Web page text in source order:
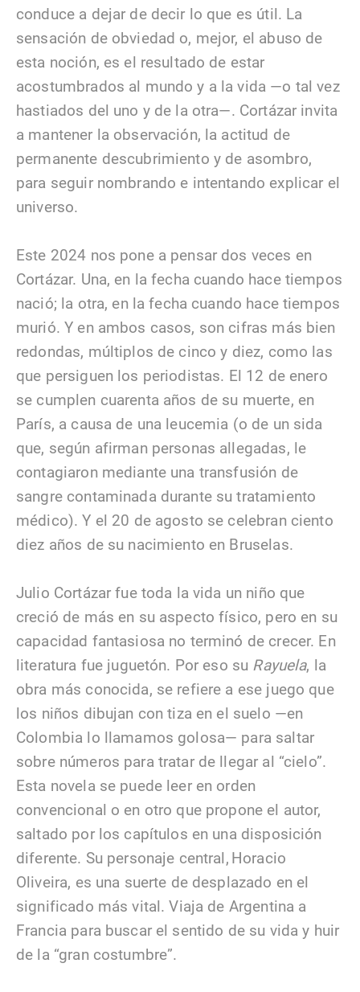
conduce a dejar de decir lo que es útil. La
sensación de obviedad o, mejor, el abuso de
esta noción, es el resultado de estar
acostumbrados al mundo y a la vida —o tal vez
hastiados del uno y de la otra—. Cortázar invita
a mantener la observación, la actitud de
permanente descubrimiento y de asombro,
para seguir nombrando e intentando explicar el
universo.
Este 2024 nos pone a pensar dos veces en
Cortázar. Una, en la fecha cuando hace tiempos
nació; la otra, en la fecha cuando hace tiempos
murió. Y en ambos casos, son cifras más bien
redondas, múltiplos de cinco y diez, como las
que persiguen los periodistas. El 12 de enero
se cumplen cuarenta años de su muerte, en
París, a causa de una leucemia (o de un sida
que, según afirman personas allegadas, le
contagiaron mediante una transfusión de
sangre contaminada durante su tratamiento
médico). Y el 20 de agosto se celebran ciento
diez años de su nacimiento en Bruselas.
Julio Cortázar fue toda la vida un niño que
creció de más en su aspecto físico, pero en su
capacidad fantasiosa no terminó de crecer. En
literatura fue juguetón. Por eso su Rayuela, la
obra más conocida, se refiere a ese juego que
los niños dibujan con tiza en el suelo —en
Colombia lo llamamos golosa— para saltar
sobre números para tratar de llegar al “cielo”.
Esta novela se puede leer en orden
convencional o en otro que propone el autor,
saltado por los capítulos en una disposición
diferente. Su personaje central, Horacio
Oliveira, es una suerte de desplazado en el
significado más vital. Viaja de Argentina a
Francia para buscar el sentido de su vida y huir
de la “gran costumbre”.